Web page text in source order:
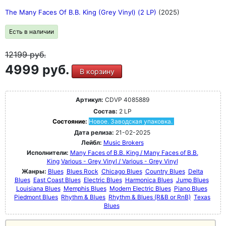
The Many Faces Of B.B. King (Grey Vinyl) (2 LP) (2025)
Есть в наличии
12199руб.
4999 руб. В корзину
Артикул: CDVP 4085889
Состав: 2 LP
Состояние: Новое. Заводская упаковка.
Дата релиза: 21-02-2025
Лейбл: Music Brokers
Исполнители: Many Faces of B.B. King / Many Faces of B.B.
King Various - Grey Vinyl / Various - Grey Vinyl
Жанры: Blues Blues Rock Chicago Blues Country Blues Delta
Blues East Coast Blues Electric Blues Harmonica Blues Jump Blues
Louisiana Blues Memphis Blues Modern Electric Blues Piano Blues
Piedmont Blues Rhythm & Blues Rhythm & Blues (R&B or RnB) Texas
Blues